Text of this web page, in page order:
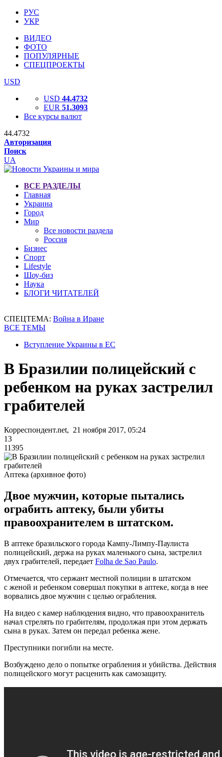
РУС
УКР
ВИДЕО
ФОТО
ПОПУЛЯРНЫЕ
СПЕЦПРОЕКТЫ
USD
USD 44.4732
EUR 51.3093
Все курсы валют
44.4732
Авторизация
Поиск
UA
ВСЕ РАЗДЕЛЫ
Главная
Украина
Город
Мир
Все новости раздела
Россия
Бизнес
Спорт
Lifestyle
Шоу-биз
Наука
БЛОГИ ЧИТАТЕЛЕЙ
СПЕЦТЕМА: Война в Иране
ВСЕ ТЕМЫ
Вступление Украины в ЕС
В Бразилии полицейский с
ребенком на руках застрелил
грабителей
Корреспондент.net, 21 ноября 2017, 05:24
13
11395
Аптека (архивное фото)
Двое мужчин, которые пытались
ограбить аптеку, были убиты
правоохранителем в штатском.
В аптеке бразильского города Кампу-Лимпу-Паулиста
полицейский, держа на руках маленького сына, застрелил
двух грабителей, передает Folha de Sao Paulo.
Отмечается, что сержант местной полиции в штатском
с женой и ребенком совершал покупки в аптеке, когда в нее
ворвались двое мужчин с целью ограбления.
На видео с камер наблюдения видно, что правоохранитель
начал стрелять по грабителям, продолжая при этом держать
сына в руках. Затем он передал ребенка жене.
Преступники погибли на месте.
Возбуждено дело о попытке ограбления и убийства. Действия
полицейского могут расценить как самозащиту.